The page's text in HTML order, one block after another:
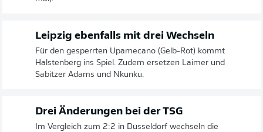
Leipzig ebenfalls mit drei Wechseln
Für den gesperrten Upamecano (Gelb-Rot) kommt
Halstenberg ins Spiel. Zudem ersetzen Laimer und
Sabitzer Adams und Nkunku.
Drei Änderungen bei der TSG
Im Vergleich zum 2:2 in Düsseldorf wechseln die